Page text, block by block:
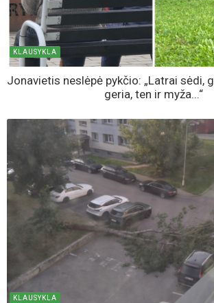
KLAUSYKLA
Jonavietis neslėpė pykčio: „Latrai sėdi,
geria, ten ir myža...“
KLAUSYKLA